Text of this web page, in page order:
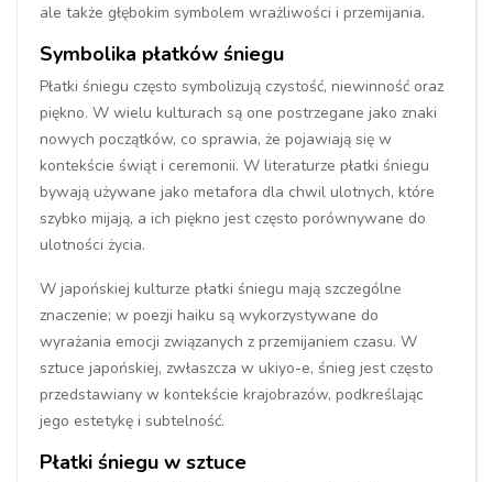
ale także głębokim symbolem wrażliwości i przemijania.
Symbolika płatków śniegu
Płatki śniegu często symbolizują czystość, niewinność oraz
piękno. W wielu kulturach są one postrzegane jako znaki
nowych początków, co sprawia, że pojawiają się w
kontekście świąt i ceremonii. W literaturze płatki śniegu
bywają używane jako metafora dla chwil ulotnych, które
szybko mijają, a ich piękno jest często porównywane do
ulotności życia.
W japońskiej kulturze płatki śniegu mają szczególne
znaczenie; w poezji haiku są wykorzystywane do
wyrażania emocji związanych z przemijaniem czasu. W
sztuce japońskiej, zwłaszcza w ukiyo-e, śnieg jest często
przedstawiany w kontekście krajobrazów, podkreślając
jego estetykę i subtelność.
Płatki śniegu w sztuce